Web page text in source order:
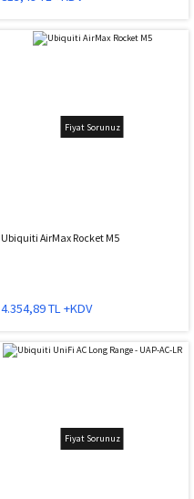
Fiyat Sorunuz
Ubiquiti AirMax Rocket M5
4.354,89 TL +KDV
Fiyat Sorunuz